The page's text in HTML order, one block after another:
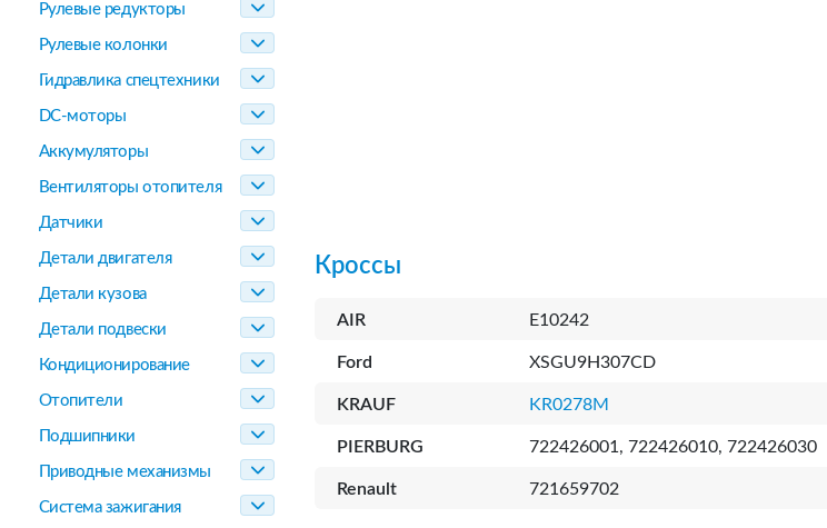
Рулевые редукторы
Рулевые колонки
Гидравлика спецтехники
DC-моторы
Аккумуляторы
Вентиляторы отопителя
Датчики
Детали двигателя
Детали кузова
Детали подвески
Кондиционирование
Отопители
Подшипники
Приводные механизмы
Система зажигания
Кроссы
AIR E10242
Ford XSGU9H307CD
KRAUF KR0278M
PIERBURG 722426001, 722426010, 722426030
Renault 721659702